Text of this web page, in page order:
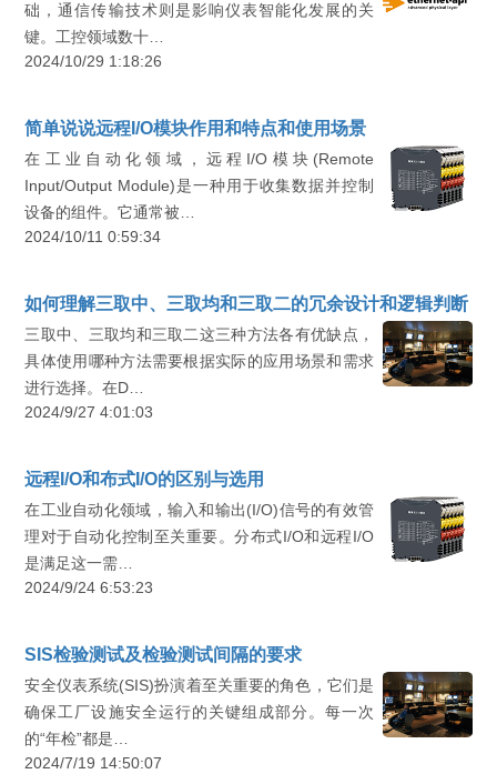
础，通信传输技术则是影响仪表智能化发展的关
键。工控领域数十…
2024/10/29 1:18:26
简单说说远程I/O模块作用和特点和使用场景
在工业自动化领域，远程I/O模块(Remote
Input/Output Module)是一种用于收集数据并控制
设备的组件。它通常被…
2024/10/11 0:59:34
如何理解三取中、三取均和三取二的冗余设计和逻辑判断
三取中、三取均和三取二这三种方法各有优缺点，
具体使用哪种方法需要根据实际的应用场景和需求
进行选择。在D…
2024/9/27 4:01:03
远程I/O和布式I/O的区别与选用
在工业自动化领域，输入和输出(I/O)信号的有效管
理对于自动化控制至关重要。分布式I/O和远程I/O
是满足这一需…
2024/9/24 6:53:23
SIS检验测试及检验测试间隔的要求
安全仪表系统(SIS)扮演着至关重要的角色，它们是
确保工厂设施安全运行的关键组成部分。每一次
的“年检”都是…
2024/7/19 14:50:07